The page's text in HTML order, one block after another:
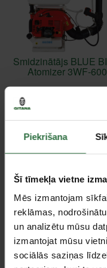
Piekrišana
Šī tīmekļa vietne
Mēs izmantojam
reklāmas,
un analizētu mūsu
izmantojat mūsu
sociālās saziņas
Smidzinātājs BLUE
Atomizer 3WF-600
323,00 €
Zemes urbis BLUE